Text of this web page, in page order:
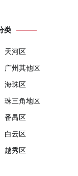
类
天河区
广州其他区
海珠区
珠三角地区
番禺区
白云区
越秀区